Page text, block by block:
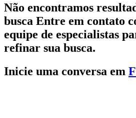
Não encontramos
busca Entre em contato
equipe de especialistas
refinar sua busca.
Inicie uma conversa em